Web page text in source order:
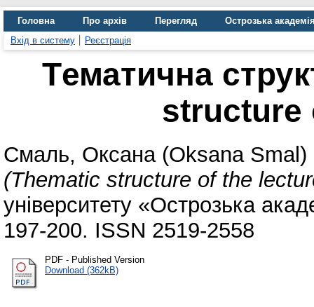
Головна Про архів Перегляд
Острозька
Вхід в систему
Реєстрація
Tематична
structure
Смаль, Оксана (Oksana Smal)
(Thematic structure of the
університету «Острозька
197-200. ISSN 2519-2558
PDF - Published Version
Download (362kB)